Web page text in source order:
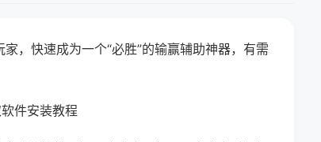
，快速成为一个“必胜”的输赢辅助神器，有需
件安装教程